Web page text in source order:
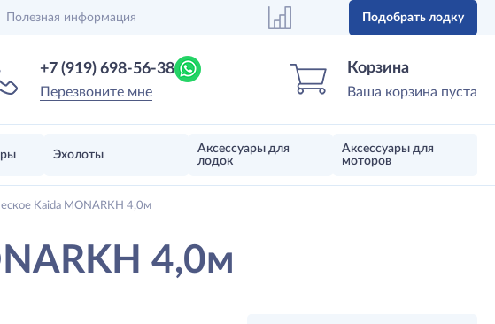
Полезная информация Подобрать лодку
Корзина
Ваша корзина пуста
+7 (919) 698-56-38
Перезвоните мне
Эхолоты
Аксессуары для
лодок
Аксессуары для
моторов
Kaida MONARKH 4,0м
4,0м